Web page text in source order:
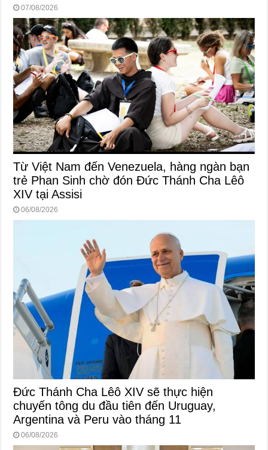
07/08/2026
Từ Việt Nam đến Venezuela, hàng ngàn bạn
trẻ Phan Sinh chờ đón Đức Thánh Cha Lêô
XIV tại Assisi
06/08/2026
Đức Thánh Cha Lêô XIV sẽ thực hiện
chuyến tông du đầu tiên đến Uruguay,
Argentina và Peru vào tháng 11
06/08/2026